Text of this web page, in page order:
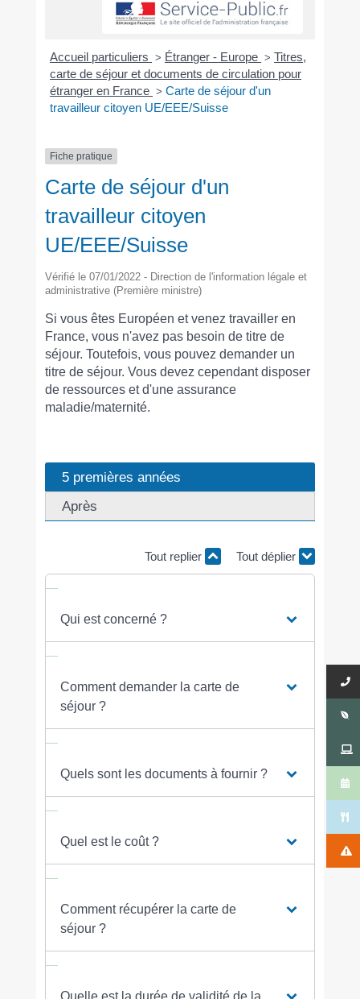
Accueil particuliers > Étranger - Europe > Titres,
carte de séjour et documents de circulation pour
étranger en France > Carte de séjour d'un
travailleur citoyen UE/EEE/Suisse
Fiche pratique
Carte de séjour d'un
travailleur citoyen
UE/EEE/Suisse
Vérifié le 07/01/2022 - Direction de l'information légale et
administrative (Première ministre)
Si vous êtes Européen et venez travailler en
France, vous n'avez pas besoin de titre de
séjour. Toutefois, vous pouvez demander un
titre de séjour. Vous devez cependant disposer
de ressources et d'une assurance
maladie/maternité.
5 premières années
Après
Tout replier Tout déplier
Qui est concerné ?
Comment demander la carte de
séjour ?
Quels sont les documents à fournir ?
Quel est le coût ?
Comment récupérer la carte de
séjour ?